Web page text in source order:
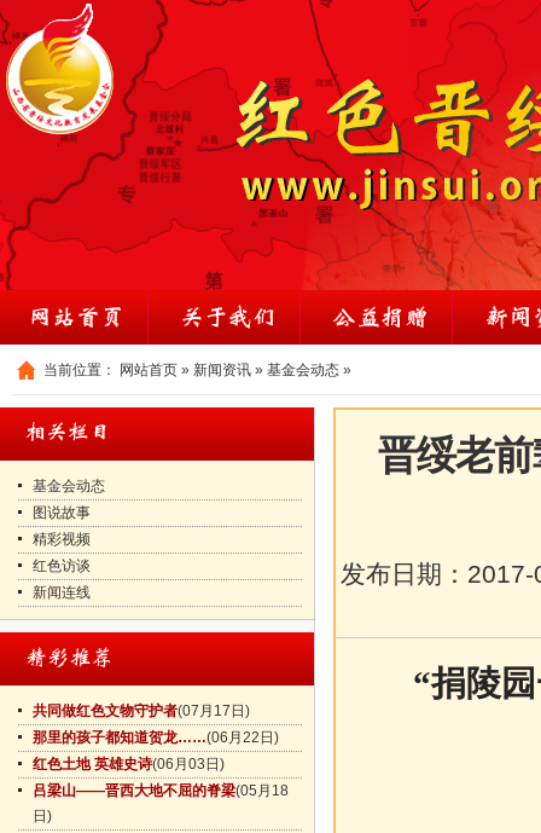
当前位置： 网站首页 » 新闻资讯 » 基金会动态 »
基金会动态
图说故事
精彩视频
红色访谈
新闻连线
共同做红色文物守护者(07月17日)
那里的孩子都知道贺龙……(06月22日)
红色土地 英雄史诗(06月03日)
吕梁山——晋西大地不屈的脊梁(05月18
日)
晋绥老
发布日期： 2017-
“捐陵